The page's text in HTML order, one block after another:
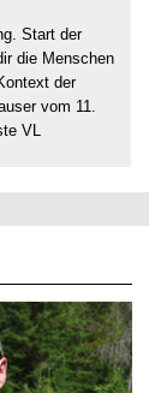
Start der
die Menschen
der
vom 11.
VL